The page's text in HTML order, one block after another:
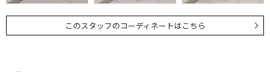
このスタッフのコーディネートはこちら